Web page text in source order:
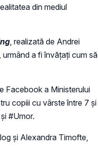
din mediul
, realizată de Andrei
a fi învățați cum să
Facebook a Ministerului
copiii cu vârste între 7 și
#Umor.
și Alexandra Timofte,